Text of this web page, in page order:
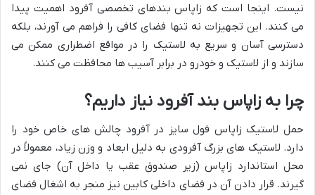
نیست. اینجا است که زاپاس بندهای تخصصی آفرود اهمیت پیدا
می کنند. این تجهیزات نه تنها فضای کافی را فراهم می آورند، بلکه
دسترسی آسان و سریع به لاستیک را در مواقع اضطراری ممکن می
سازند و از لاستیک و خودرو در برابر آسیب ها محافظت می کنند.
چرا به زاپاس بند آفرود نیاز داریم؟
حمل لاستیک زاپاس فول سایز در آفرود چالش های خاص خود را
دارد. لاستیک های بزرگ آفرودی به دلیل ابعاد و وزن زیاد، معمولاً در
محل استاندارد زاپاس (زیر صندوق عقب یا داخل آن) جای نمی
گیرند. قرار دادن آن در فضای داخلی کابین نیز منجر به اشغال فضای